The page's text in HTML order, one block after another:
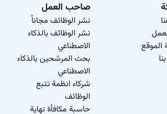
الموقع
صاحب العمل
نشر الوظائف مجاناً
نشر الوظائف بالذكاء
الاصطناعي
بحث المرشحين بالذكاء
الاصطناعي
شركاء انظمة تتبع
الوظائف
حاسبة مكافأة نهاية